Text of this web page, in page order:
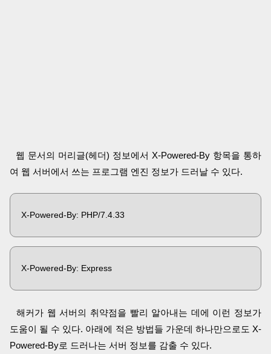
웹 문서의 머리글(헤더) 정보에서 X-Powered-By 항목을 통하
여 웹 서버에서 쓰는 프로그램 엔진 정보가 드러날 수 있다.
X-Powered-By: PHP/7.4.33
X-Powered-By: Express
해커가 웹 서버의 취약점을 빨리 알아내는 데에 이런 정보가
도움이 될 수 있다. 아래에 적은 방법들 가운데 하나만으로도 X-
Powered-By로 드러나는 서버 정보를 감출 수 있다.